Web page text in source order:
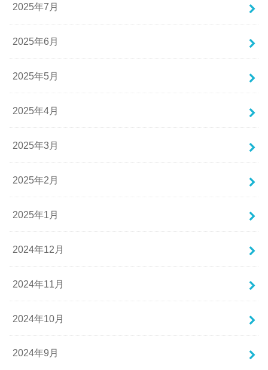
2025年7月
2025年6月
2025年5月
2025年4月
2025年3月
2025年2月
2025年1月
2024年12月
2024年11月
2024年10月
2024年9月